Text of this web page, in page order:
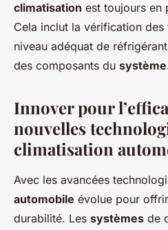
climatisation est toujours en
Cela inclut la vérification des
niveau adéquat de
des composants du système
Innover pour
nouvelles
climatisation
Avec les avancées
automobile évolue pour
durabilité. Les systèmes de